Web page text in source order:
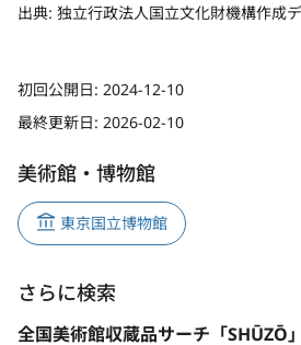
出典: 独立行政法人国立文化財機構作成
初回公開日: 2024-12-10
最終更新日: 2026-02-10
美術館・博物館
東京国立博物館
さらに検索
全国美術館収蔵品サーチ「SHŪZŌ」